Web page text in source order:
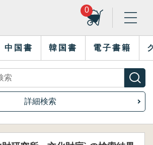
0
中国書 韓国書 電子書籍
詳細検索